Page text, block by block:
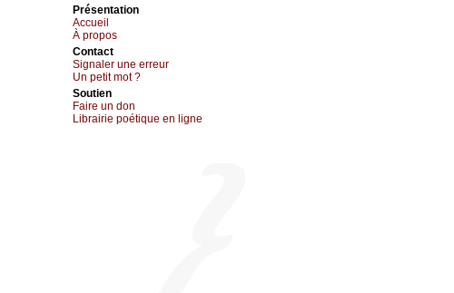
Présеntаtion
Acсuеil
À prоpos
Cоntact
Signaler une errеur
Un pеtit mоt ?
Sоutien
Fаirе un dоn
Librairiе pоétique en lignе